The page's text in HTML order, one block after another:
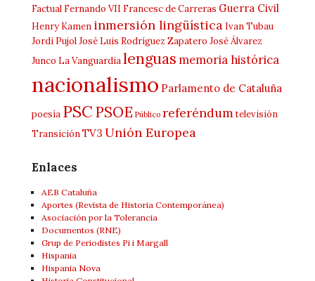
Factual Fernando VII Francesc de Carreras Guerra Civil
Henry Kamen inmersión lingüística Ivan Tubau
Jordi PujolJosé Luis Rodríguez Zapatero José Álvarez
Junco La Vanguardialenguas memoria histórica
nacionalismo Parlamento de Cataluña
poesía PSCPSOE Público referéndumtelevisión
TransiciónTV3 Unión Europea
Enlaces
AEB Cataluña
Aportes (Revista de Historia Contemporánea)
Asociación por la Tolerancia
Documentos (RNE)
Grup de Periodistes Pi i Margall
Hispania
Hispania Nova